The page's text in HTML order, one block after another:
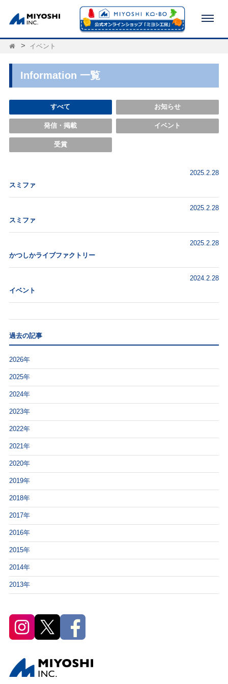
イベント
Information 一覧
すべて お知らせ
発信・掲載 イベント
受賞
2025.2.28
スミファ
2025.2.28
スミファ
2025.2.28
かつしかライブファクトリー
2024.2.28
イベント
過去の記事
2026年
2025年
2024年
2023年
2022年
2021年
2020年
2019年
2018年
2017年
2016年
2015年
2014年
2013年